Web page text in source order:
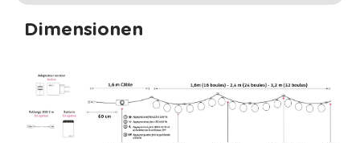
Dimensionen